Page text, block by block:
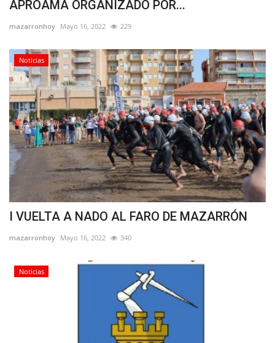
APROAMA ORGANIZADO POR...
mazarronhoy Mayo 16, 2022 229
Noticias
I VUELTA A NADO AL FARO DE MAZARRÓN
mazarronhoy Mayo 16, 2022 340
Noticias